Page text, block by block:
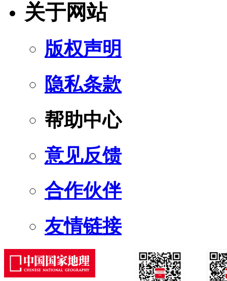
关于网站
版权声明
隐私条款
帮助中心
意见反馈
合作伙伴
友情链接